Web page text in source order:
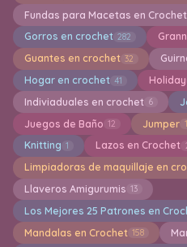
Fundas para Macetas en Crochet
Gorros en crochet 282
Guantes en crochet 32
Hogar en crochet 41 Holiday
Indiviaduales en crochet 6
Juegos de Baño 12 Jumper
Knitting 1 Lazos en Crochet
Limpiadoras de maquillaje en
Llaveros Amigurumis 13
Los Mejores 25 Patrones en
Mandalas en Crochet 158